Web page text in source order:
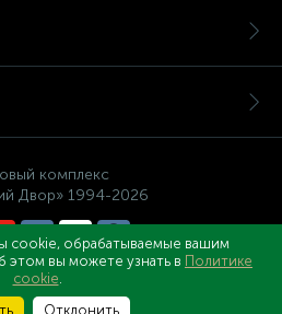
комплекс
Двор» 1994-2026
документы
cookie, обрабатываемые вашим
вы можете узнать в Политике
cookie.
Отклонить